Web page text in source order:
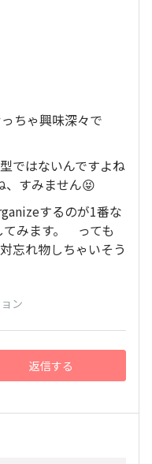
ちゃ興味深々で
ではないんですよね
すみません😝
するのが1番な
みます。 っても
忘れ物しちゃいそう
ン
返信する